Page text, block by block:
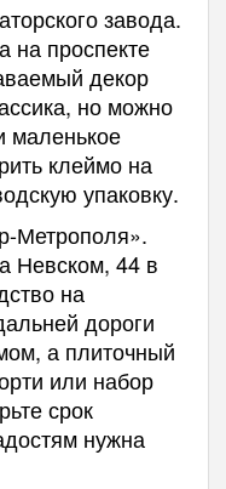
завода.
на проспекте
декор
но можно
маленькое
клеймо на
упаковку.
Метрополя».
Невском, 44 в
на
дороги
а плиточный
или набор
срок
нужна